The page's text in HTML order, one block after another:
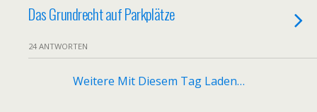
Das Grundrecht auf Parkplätze
24 ANTWORTEN
Weitere Mit Diesem Tag Laden…